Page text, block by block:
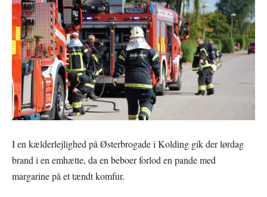
I en kælderlejlighed på Østerbrogade i Kolding gik der lørdag
brand i en emhætte, da en beboer forlod en pande med
margarine på et tændt komfur.